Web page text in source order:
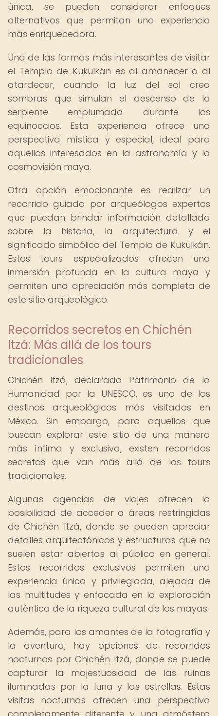
única, se pueden considerar enfoques
alternativos que permitan una experiencia
más enriquecedora.
Una de las formas más interesantes de visitar
el Templo de Kukulkán es al amanecer o al
atardecer, cuando la luz del sol crea
sombras que simulan el descenso de la
serpiente emplumada durante los
equinoccios. Esta experiencia ofrece una
perspectiva mística y especial, ideal para
aquellos interesados en la astronomía y la
cosmovisión maya.
Otra opción emocionante es realizar un
recorrido guiado por arqueólogos expertos
que puedan brindar información detallada
sobre la historia, la arquitectura y el
significado simbólico del Templo de Kukulkán.
Estos tours especializados ofrecen una
inmersión profunda en la cultura maya y
permiten una apreciación más completa de
este sitio arqueológico.
Recorridos secretos en Chichén
Itzá: Más allá de los tours
tradicionales
Chichén Itzá, declarado Patrimonio de la
Humanidad por la UNESCO, es uno de los
destinos arqueológicos más visitados en
México. Sin embargo, para aquellos que
buscan explorar este sitio de una manera
más íntima y exclusiva, existen recorridos
secretos que van más allá de los tours
tradicionales.
Algunas agencias de viajes ofrecen la
posibilidad de acceder a áreas restringidas
de Chichén Itzá, donde se pueden apreciar
detalles arquitectónicos y estructuras que no
suelen estar abiertas al público en general.
Estos recorridos exclusivos permiten una
experiencia única y privilegiada, alejada de
las multitudes y enfocada en la exploración
auténtica de la riqueza cultural de los mayas.
Además, para los amantes de la fotografía y
la aventura, hay opciones de recorridos
nocturnos por Chichén Itzá, donde se puede
capturar la majestuosidad de las ruinas
iluminadas por la luna y las estrellas. Estas
visitas nocturnas ofrecen una perspectiva